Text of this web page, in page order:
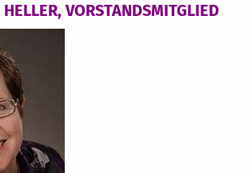
VORSTANDSMITGLIED